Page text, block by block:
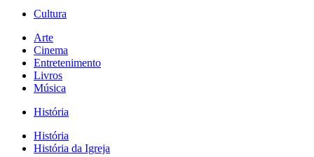
Cultura
Arte
Cinema
Entretenimento
Livros
Música
História
História
História da Igreja